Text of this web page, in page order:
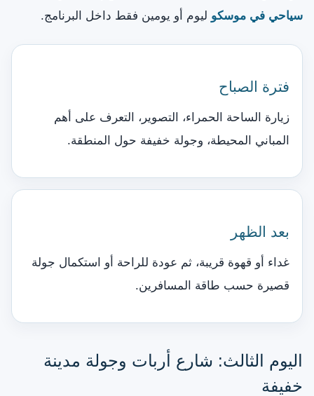
سياحي في موسكو ليوم أو يومين فقط داخل البرنامج.
فترة الصباح
زيارة الساحة الحمراء، التصوير، التعرف على أهم
المباني المحيطة، وجولة خفيفة حول المنطقة.
بعد الظهر
غداء أو قهوة قريبة، ثم عودة للراحة أو استكمال جولة
قصيرة حسب طاقة المسافرين.
اليوم الثالث: شارع أربات وجولة مدينة
خفيفة